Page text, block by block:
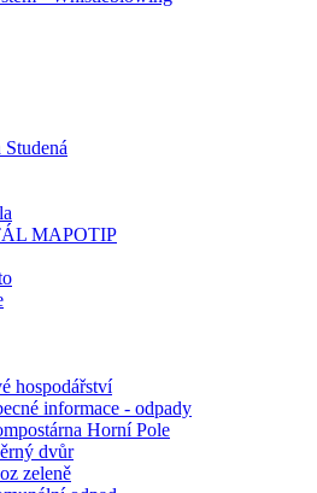
MAPOTIP
hospodářství
informace - odpady
Horní Pole
dvůr
zeleně